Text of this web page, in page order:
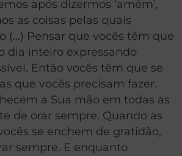
após dizermos ‘amém’,
as coisas pelas quais
(…) Pensar que vocês têm que
dia inteiro expressando
Então vocês têm que se
que vocês precisam fazer.
a Sua mão em todas as
de orar sempre. Quando as
se enchem de gratidão,
sempre. E enquanto